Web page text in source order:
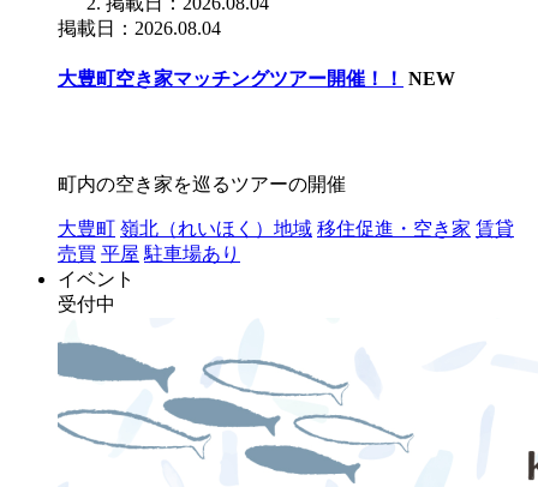
掲載日：2026.08.04
大豊町空き家マッチングツアー開催！！ NEW
町内の空き家を巡るツアーの開催
大豊町 嶺北（れいほく）地域 移住促進・空き家 賃貸
売買 平屋 駐車場あり
イベント
受付中